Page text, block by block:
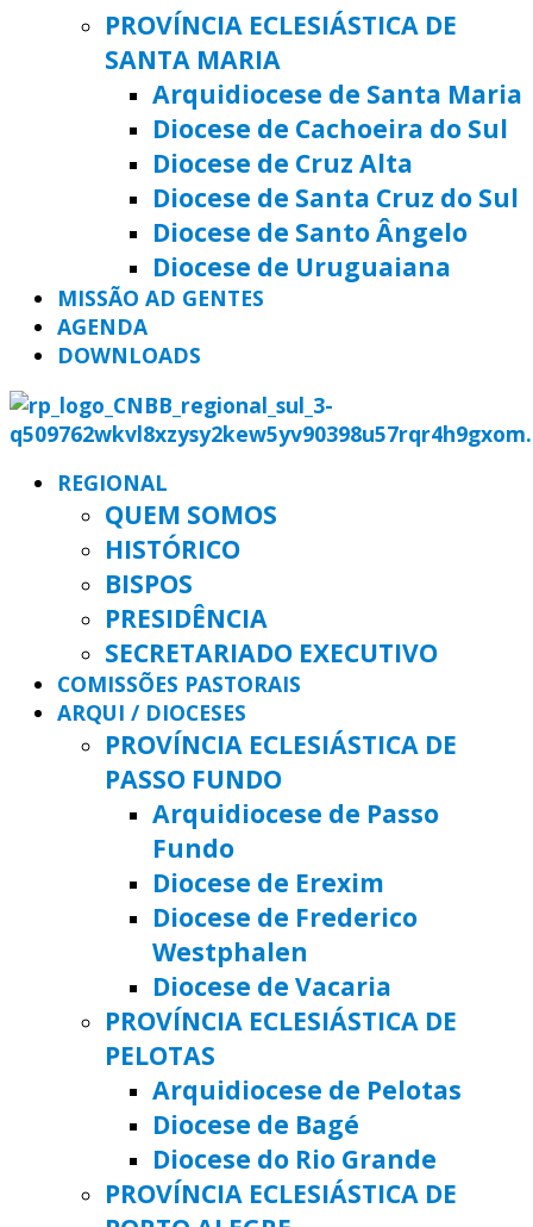
PROVÍNCIA ECLESIÁSTICA DE
SANTA MARIA
Arquidiocese de Santa Maria
Diocese de Cachoeira do Sul
Diocese de Cruz Alta
Diocese de Santa Cruz do Sul
Diocese de Santo Ângelo
Diocese de Uruguaiana
MISSÃO AD GENTES
AGENDA
DOWNLOADS
REGIONAL
QUEM SOMOS
HISTÓRICO
BISPOS
PRESIDÊNCIA
SECRETARIADO EXECUTIVO
COMISSÕES PASTORAIS
ARQUI / DIOCESES
PROVÍNCIA ECLESIÁSTICA DE
PASSO FUNDO
Arquidiocese de Passo
Fundo
Diocese de Erexim
Diocese de Frederico
Westphalen
Diocese de Vacaria
PROVÍNCIA ECLESIÁSTICA DE
PELOTAS
Arquidiocese de Pelotas
Diocese de Bagé
Diocese do Rio Grande
PROVÍNCIA ECLESIÁSTICA DE